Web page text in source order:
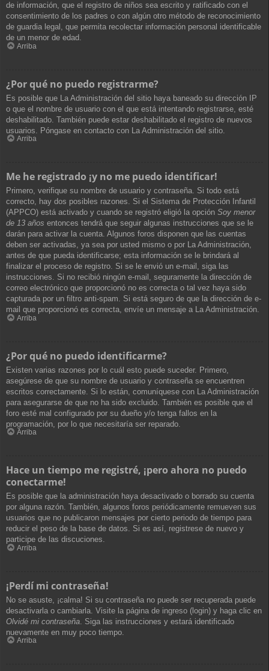
de información, que el registro de niños sea escrito y ratificado con el
consentimiento de los padres o con algún otro método de reconocimiento
de guardia legal, que permita recolectar información personal identificable
de un menor de edad.
Arriba
¿Por qué no puedo registrarme?
Es posible que La Administración del sitio haya baneado su dirección IP
o que el nombre de usuario con el que está intentando registrarse, esté
deshabilitado. También puede estar deshabilitado el registro de nuevos
usuarios. Póngase en contacto con La Administración del sitio.
Arriba
Me he registrado ¡y no me puedo identificar!
Primero, verifique su nombre de usuario y contraseña. Si todo está
correcto, hay dos posibles razones. Si el Sistema de Protección Infantil
(APPCO) está activado y cuando se registró eligió la opción Soy menor
de 13 años entonces tendrá que seguir algunas instrucciones que se le
darán para activar la cuenta. Algunos foros disponen que las cuentas
deben ser activadas, ya sea por usted mismo o por La Administración,
antes de que pueda identificarse; esta información se le brindará al
finalizar el proceso de registro. Si se le envió un e-mail, siga las
instrucciones. Si no recibió ningún e-mail, seguramente la dirección de
correo electrónico que proporcionó no es correcta o tal vez haya sido
capturada por un filtro anti-spam. Si está seguro de que la dirección de e-
mail que proporcionó es correcta, envíe un mensaje a La Administración.
Arriba
¿Por qué no puedo identificarme?
Existen varias razones por lo cuál esto puede suceder. Primero,
asegúrese de que su nombre de usuario y contraseña se encuentren
escritos correctamente. Si lo están, comuníquese con La Administración
para asegurarse de que no ha sido excluido. También es posible que el
foro esté mal configurado por su dueño y/o tenga fallos en la
programación, por lo que necesitaría ser reparado.
Arriba
Hace un tiempo me registré, ¡pero ahora no puedo
conectarme!
Es posible que la administración haya desactivado o borrado su cuenta
por alguna razón. También, algunos foros periódicamente remueven sus
usuarios que no publicaron mensajes por cierto periodo de tiempo para
reducir el peso de la base de datos. Si es así, registrese de nuevo y
participe de las discuciones.
Arriba
¡Perdí mi contraseña!
No se asuste, ¡calma! Si su contraseña no puede ser recuperada puede
desactivarla o cambiarla. Visite la página de ingreso (login) y haga clic en
Olvidé mi contraseña . Siga las instrucciones y estará identificado
nuevamente en muy poco tiempo.
Arriba